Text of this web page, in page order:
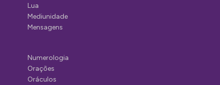
Lua
Mediunidade
Mensagens
Numerologia
Orações
Oráculos